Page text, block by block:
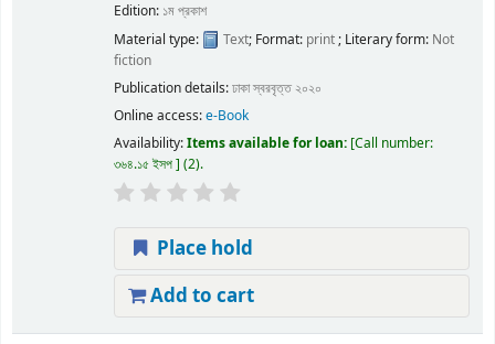
Edition: ১ম প্রকাশ
Material type:
Text; Format: print ; Literary form: Not
fiction
Publication details:ঢাকাস্বরবৃত্ত ২০২০
Online access:e-Book
Availability:Items available for loan: Call number:
৩৬৪.১৫ ইসপ (2).
Place hold
Add to cart